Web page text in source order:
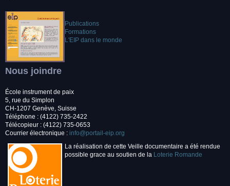
Publications
Formations
L'EIP dans le monde
Nous joindre
École instrument de paix
5, rue du Simplon
CH-1207 Genève, Suisse
Téléphone : (4122) 735-2422
Télécopieur : (4122) 735-0653
Courrier électronique : info@portail-eip.org
La réalisation de cette Veille documentaire a été rendue
possible grace au soutien de la Loterie Romande